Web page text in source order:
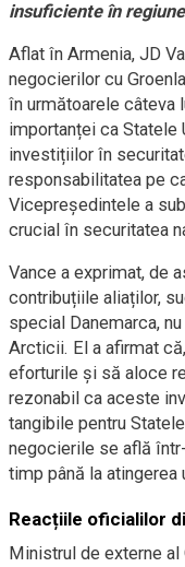
insuficiente în
Aflat în Armenia, JD
negocierilor cu
în următoarele câteva
importanței ca Statele
investițiilor în
responsabilitatea pe
Vicepreședintele a
crucial în securitatea
Vance a exprimat, de
contribuțiile aliaților,
special Danemarca,
Arcticii. El a afirmat
eforturile și să aloce
rezonabil ca aceste
tangibile pentru
negocierile se află
timp până la atingerea
Reacțiile oficialilor
Ministrul de externe